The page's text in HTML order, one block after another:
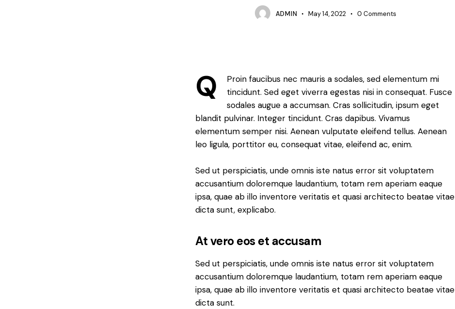
ADMIN May 14, 2022 0 Comments
Q
Proin faucibus nec mauris a sodales, sed elementum mi
tincidunt. Sed eget viverra egestas nisi in consequat. Fusce
sodales augue a accumsan. Cras sollicitudin, ipsum eget
blandit pulvinar. Integer tincidunt. Cras dapibus. Vivamus
elementum semper nisi. Aenean vulputate eleifend tellus. Aenean
leo ligula, porttitor eu, consequat vitae, eleifend ac, enim.
Sed ut perspiciatis, unde omnis iste natus error sit voluptatem
accusantium doloremque laudantium, totam rem aperiam eaque
ipsa, quae ab illo inventore veritatis et quasi architecto beatae vitae
dicta sunt, explicabo.
At vero eos et accusam
Sed ut perspiciatis, unde omnis iste natus error sit voluptatem
accusantium doloremque laudantium, totam rem aperiam eaque
ipsa, quae ab illo inventore veritatis et quasi architecto beatae vitae
dicta sunt.